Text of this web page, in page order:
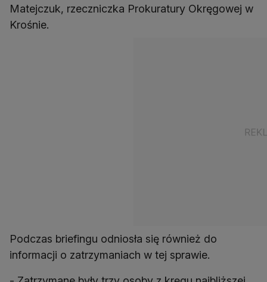
Matejczuk, rzeczniczka Prokuratury Okręgowej w
Krośnie.
Podczas briefingu odniosła się również do
informacji o zatrzymaniach w tej sprawie.